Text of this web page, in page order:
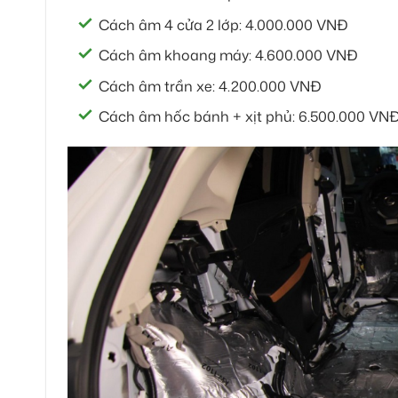
Cách âm 4 cửa 2 lớp: 4.000.000 VNĐ
Cách âm khoang máy: 4.600.000 VNĐ
Cách âm trần xe: 4.200.000 VNĐ
Cách âm hốc bánh + xịt phủ: 6.500.000